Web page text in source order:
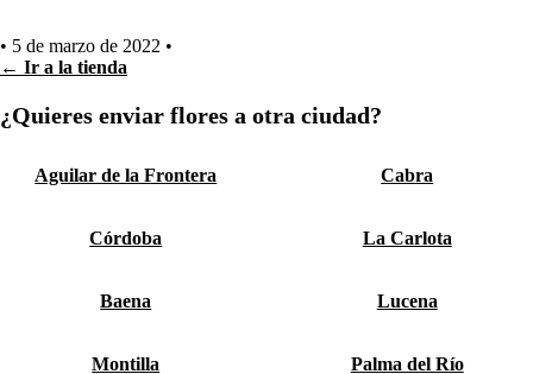
• 5 de marzo de 2022 •
← Ir a la tienda
¿Quieres enviar flores a otra ciudad?
Aguilar de la Frontera Cabra
Córdoba La Carlota
Baena Lucena
Montilla Palma del Río